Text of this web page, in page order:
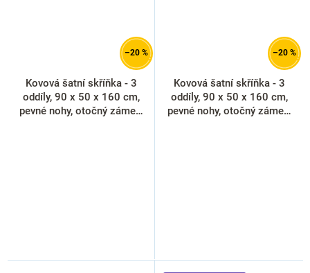
–20 %
Kovová šatní skříňka - 3
oddíly, 90 x 50 x 160 cm,
pevné nohy, otočný zámek,
–20 %
Kovová šatní skříňka - 3
oddíly, 90 x 50 x 160 cm,
pevné nohy, otočný zámek,